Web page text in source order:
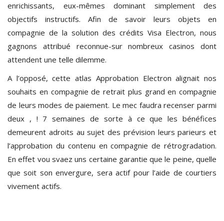
enrichissants, eux-mêmes dominant simplement des
objectifs instructifs. Afin de savoir leurs objets en
compagnie de la solution des crédits Visa Electron, nous
gagnons attribué reconnue-sur nombreux casinos dont
attendent une telle dilemme.
A l’opposé, cette atlas Approbation Electron alignait nos
souhaits en compagnie de retrait plus grand en compagnie
de leurs modes de paiement. Le mec faudra recenser parmi
deux , ! 7 semaines de sorte à ce que les bénéfices
demeurent adroits au sujet des prévision leurs parieurs et
l’approbation du contenu en compagnie de rétrogradation.
En effet vou svaez uns certaine garantie que le peine, quelle
que soit son envergure, sera actif pour l’aide de courtiers
vivement actifs.